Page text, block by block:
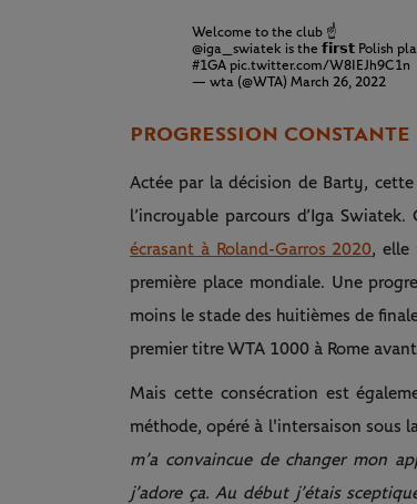
Welcome to the club ☝️
@iga_swiatek is the 𝗳𝗶𝗿𝘀𝘁 Polish
#1GA pic.twitter.com/W8IEJh9C1n
— wta (@WTA)March 26, 2022
PROGRESSION
Actée par la décision de Barty,
l’incroyable parcours d’Iga
écrasant à Roland-Garros 2020, elle
première place mondiale. Une
moins le stade des huitièmes de
premier titre WTA 1000 à Rome
Mais cette consécration est
méthode, opéré à l'intersaison sous
m’a convaincue de changer mon
j’adore ça. Au début j’étais